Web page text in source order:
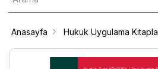
Anasayfa Hukuk Uygulama